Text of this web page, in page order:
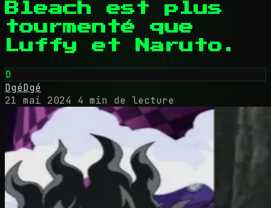
Bleach est plus
tourmenté que
Luffy et Naruto.
D
DgéDgé
21 mai 2024 4 min de lecture